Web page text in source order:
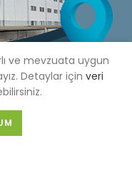
ve mevzuata uygun
Detaylar için veri